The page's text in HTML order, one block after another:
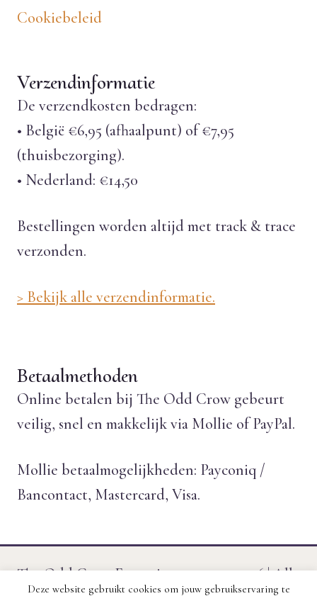
Cookiebeleid
Verzendinformatie
De verzendkosten bedragen:
• België €6,95 (afhaalpunt) of €7,95
(thuisbezorging).
• Nederland: €14,50
Bestellingen worden altijd met track & trace
verzonden.
> Bekijk alle verzendinformatie.
Betaalmethoden
Online betalen bij The Odd Crow gebeurt
veilig, snel en makkelijk via Mollie of PayPal.
Mollie betaalmogelijkheden: Payconiq /
Bancontact, Mastercard, Visa.
The Odd Crow Emporium © 2011 - 2026 | Alle
Deze website gebruikt cookies om jouw gebruikservaring te